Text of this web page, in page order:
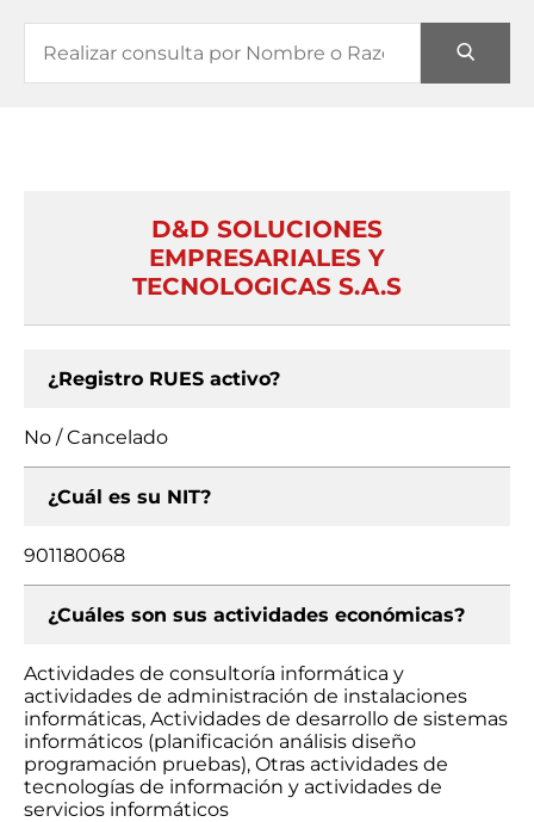
D&D SOLUCIONES
EMPRESARIALES Y
TECNOLOGICAS S.A.S
¿Registro RUES activo?
No / Cancelado
¿Cuál es su NIT?
901180068
¿Cuáles son sus actividades económicas?
Actividades de consultoría informática y
actividades de administración de instalaciones
informáticas, Actividades de desarrollo de sistemas
informáticos (planificación análisis diseño
programación pruebas), Otras actividades de
tecnologías de información y actividades de
servicios informáticos